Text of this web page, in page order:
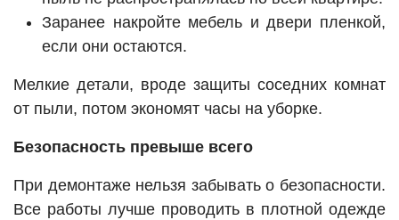
Заранее накройте мебель и двери пленкой,
если они остаются.
Мелкие детали, вроде защиты соседних комнат
от пыли, потом экономят часы на уборке.
Безопасность превыше всего
При демонтаже нельзя забывать о безопасности.
Все работы лучше проводить в плотной одежде